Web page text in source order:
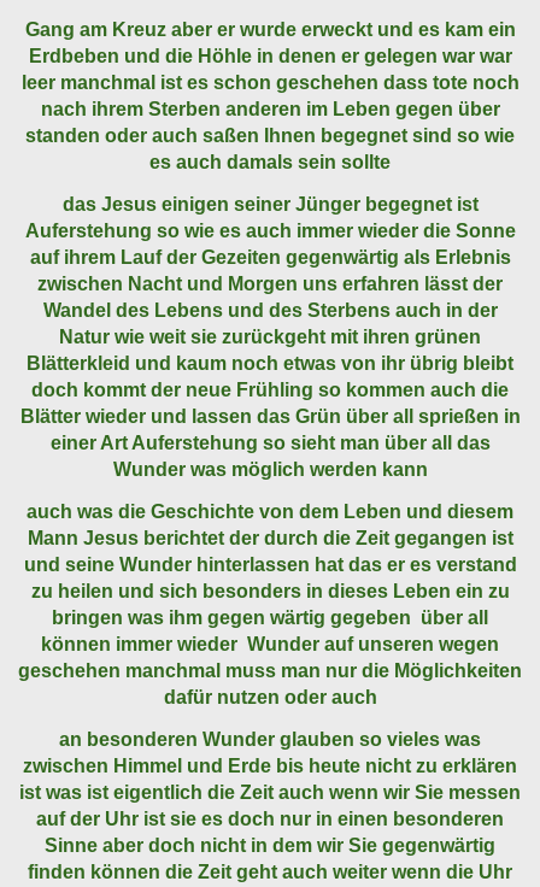
Gang am Kreuz aber er wurde erweckt und es kam ein
Erdbeben und die Höhle in denen er gelegen war war
leer manchmal ist es schon geschehen dass tote noch
nach ihrem Sterben anderen im Leben gegen über
standen oder auch saßen Ihnen begegnet sind so wie
es auch damals sein sollte
das Jesus einigen seiner Jünger begegnet ist
Auferstehung so wie es auch immer wieder die Sonne
auf ihrem Lauf der Gezeiten gegenwärtig als Erlebnis
zwischen Nacht und Morgen uns erfahren lässt der
Wandel des Lebens und des Sterbens auch in der
Natur wie weit sie zurückgeht mit ihren grünen
Blätterkleid und kaum noch etwas von ihr übrig bleibt
doch kommt der neue Frühling so kommen auch die
Blätter wieder und lassen das Grün über all sprießen in
einer Art Auferstehung so sieht man über all das
Wunder was möglich werden kann
auch was die Geschichte von dem Leben und diesem
Mann Jesus berichtet der durch die Zeit gegangen ist
und seine Wunder hinterlassen hat das er es verstand
zu heilen und sich besonders in dieses Leben ein zu
bringen was ihm gegen wärtig gegeben über all
können immer wieder Wunder auf unseren wegen
geschehen manchmal muss man nur die Möglichkeiten
dafür nutzen oder auch
an besonderen Wunder glauben so vieles was
zwischen Himmel und Erde bis heute nicht zu erklären
ist was ist eigentlich die Zeit auch wenn wir Sie messen
auf der Uhr ist sie es doch nur in einen besonderen
Sinne aber doch nicht in dem wir Sie gegenwärtig
finden können die Zeit geht auch weiter wenn die Uhr